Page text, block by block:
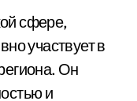
сфере,
участвует в
Он
и